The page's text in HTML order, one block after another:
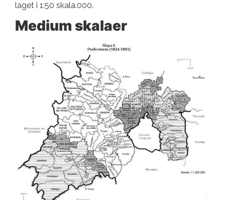
laget i 1:50 skala.000.
Medium skalaer